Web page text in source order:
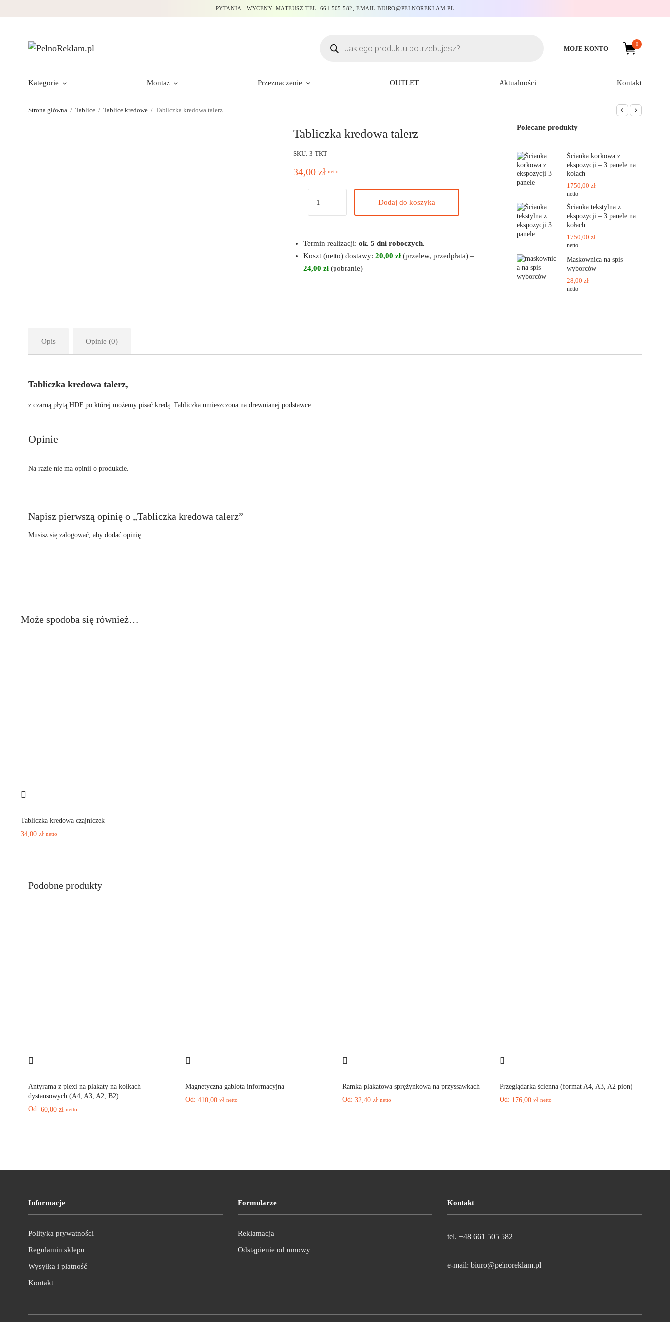
PYTANIA - WYCENY: MATEUSZ TEL. 661 505 582, EMAIL:BIURO@PELNOREKLAM.PL
MOJE KONTO
0
Kategorie Montaż Przeznaczenie OUTLET Aktualności Kontakt
Strona główna / Tablice / Tablice kredowe / Tabliczka kredowa talerz
Tabliczka kredowa talerz
SKU: 3-TKT
34,00 zł netto
Dodaj do koszyka
Termin realizacji: ok. 5 dni roboczych.
Koszt (netto) dostawy: 20,00 zł(przelew, przedpłata) –
24,00 zł (pobranie)
Polecane produkty
Ścianka korkowa z
ekspozycji – 3 panele na
kołach
1750,00 zł
netto
Ścianka tekstylna z
ekspozycji – 3 panele na
kołach
1750,00 zł
netto
Maskownica na spis
wyborców
28,00 zł
netto
Opis Opinie (0)
Tabliczka kredowa talerz,
z czarną płytą HDF po której możemy pisać kredą. Tabliczka umieszczona na drewnianej podstawce.
Opinie
Na razie nie ma opinii o produkcie.
Napisz pierwszą opinię o „Tabliczka kredowa talerz”
Musisz sięzalogować, aby dodać opinię.
Może spodoba się również…
Tabliczka kredowa czajniczek
34,00 zł netto
Podobne produkty
Antyrama z plexi na plakaty na kołkach
dystansowych (A4, A3, A2, B2)
Od: 60,00 zł netto
Magnetyczna gablota informacyjna
Od: 410,00 zł netto
Ramka plakatowa sprężynkowa na przyssawkach
Od: 32,40 zł netto
Przeglądarka ścienna (format A4, A3, A2 pion)
Od: 176,00 zł netto
Informacje
Polityka prywatności
Regulamin sklepu
Wysyłka i płatność
Kontakt
Formularze
Reklamacja
Odstąpienie od umowy
Kontakt
tel. +48 661 505 582
e-mail: biuro@pelnoreklam.pl